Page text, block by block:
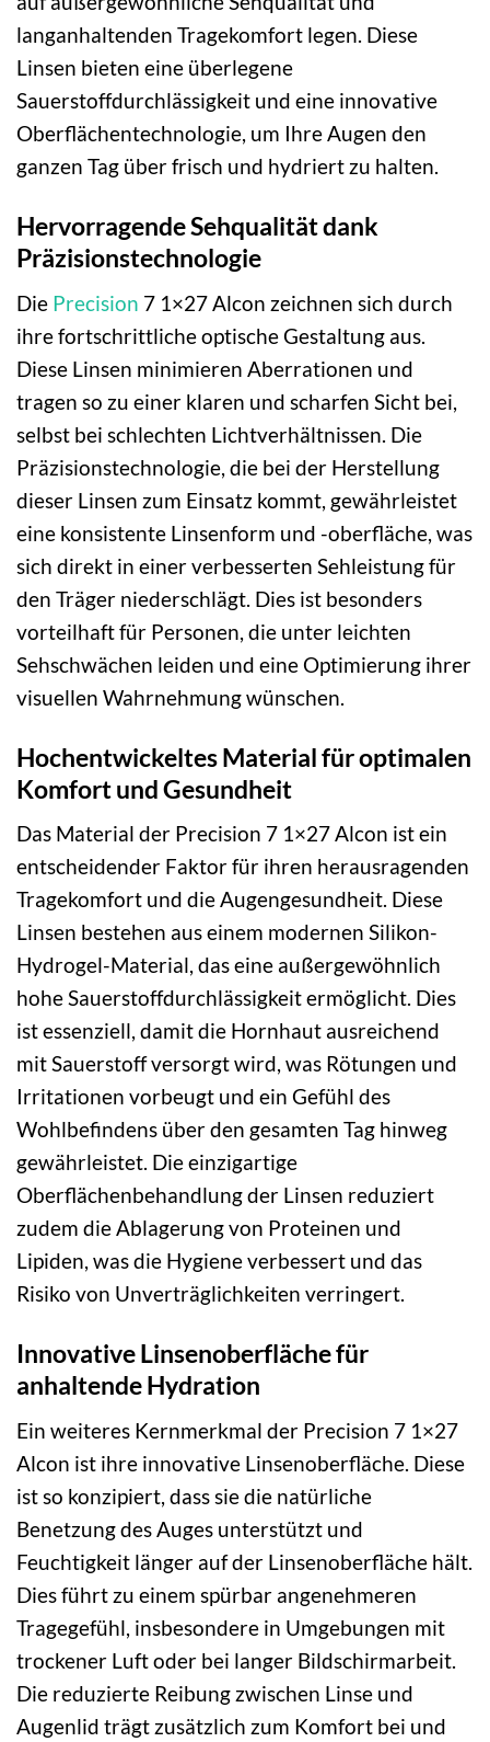
langanhaltenden Tragekomfort legen. Diese
Linsen bieten eine überlegene
Sauerstoffdurchlässigkeit und eine innovative
Oberflächentechnologie, um Ihre Augen den
ganzen Tag über frisch und hydriert zu halten.
Hervorragende Sehqualität dank
Präzisionstechnologie
Die Precision 7 1×27 Alcon zeichnen sich durch
ihre fortschrittliche optische Gestaltung aus.
Diese Linsen minimieren Aberrationen und
tragen so zu einer klaren und scharfen Sicht bei,
selbst bei schlechten Lichtverhältnissen. Die
Präzisionstechnologie, die bei der Herstellung
dieser Linsen zum Einsatz kommt, gewährleistet
eine konsistente Linsenform und -oberfläche, was
sich direkt in einer verbesserten Sehleistung für
den Träger niederschlägt. Dies ist besonders
vorteilhaft für Personen, die unter leichten
Sehschwächen leiden und eine Optimierung ihrer
visuellen Wahrnehmung wünschen.
Hochentwickeltes Material für optimalen
Komfort und Gesundheit
Das Material der Precision 7 1×27 Alcon ist ein
entscheidender Faktor für ihren herausragenden
Tragekomfort und die Augengesundheit. Diese
Linsen bestehen aus einem modernen Silikon-
Hydrogel-Material, das eine außergewöhnlich
hohe Sauerstoffdurchlässigkeit ermöglicht. Dies
ist essenziell, damit die Hornhaut ausreichend
mit Sauerstoff versorgt wird, was Rötungen und
Irritationen vorbeugt und ein Gefühl des
Wohlbefindens über den gesamten Tag hinweg
gewährleistet. Die einzigartige
Oberflächenbehandlung der Linsen reduziert
zudem die Ablagerung von Proteinen und
Lipiden, was die Hygiene verbessert und das
Risiko von Unverträglichkeiten verringert.
Innovative Linsenoberfläche für
anhaltende Hydration
Ein weiteres Kernmerkmal der Precision 7 1×27
Alcon ist ihre innovative Linsenoberfläche. Diese
ist so konzipiert, dass sie die natürliche
Benetzung des Auges unterstützt und
Feuchtigkeit länger auf der Linsenoberfläche hält.
Dies führt zu einem spürbar angenehmeren
Tragegefühl, insbesondere in Umgebungen mit
trockener Luft oder bei langer Bildschirmarbeit.
Die reduzierte Reibung zwischen Linse und
Augenlid trägt zusätzlich zum Komfort bei und